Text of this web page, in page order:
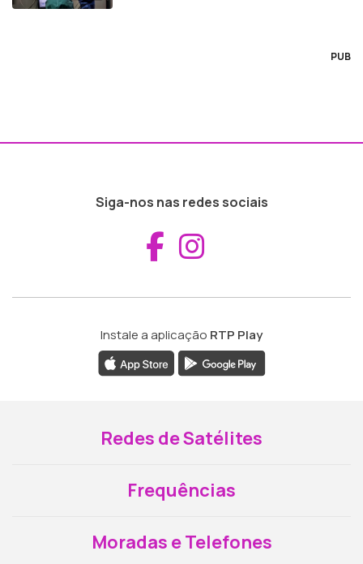
PUB
Siga-nos nas redes sociais
Aceder ao
Instale a aplicação RTP Play
Redes de Satélites
Frequências
Moradas e Telefones